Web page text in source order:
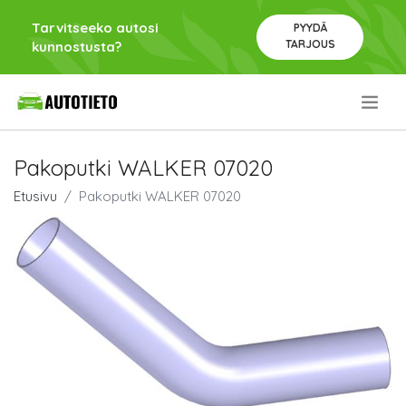
Tarvitseeko autosi
kunnostusta?
PYYDÄ
TARJOUS
Pakoputki WALKER 07020
Etusivu Pakoputki WALKER 07020